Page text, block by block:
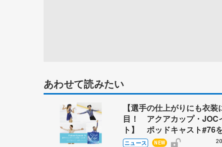
あわせて読みたい
【選手の仕上がりにも衣装
目！ アクアカップ・JOC
ト】 ポッドキャスト#76
ニュース NEW